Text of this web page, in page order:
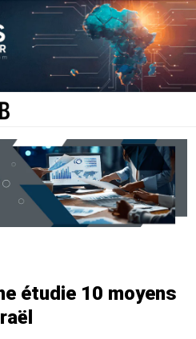
étudie 10 moyens